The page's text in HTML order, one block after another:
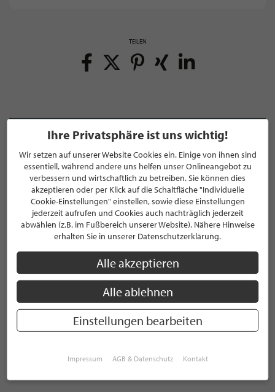
TEILEN
NEWSLETTER
Bleiben Sie immer UP TO DATE! Melden Sie sich jetzt für
unseren STILPUNKTE®-Newsletter an und profitieren Sie
von exklusivenNeuigkeiten, TrendsundAngeboten
Mit der Anmeldung für unseren Newsletter stimmen Sie
unserenDatenschutzbestimmungenzu. EineAbmeldung
ist jederzeit möglich.
ANMELDEN
Mit der Anmeldung an unserem Newsletter stimmen Sie unseren
Ihre Privatsphäre ist uns wichtig!
Wir setzen auf unserer Website Cookies ein. Einige von ihnen sind
essentiell, während andere uns helfen unser Onlineangebot zu
verbessern und wirtschaftlich zu betreiben. Sie können dies
akzeptieren oder per Klick auf die Schaltfläche "Individuelle
Cookie-Einstellungen" einstellen, sowie diese Einstellungen
jederzeit aufrufen und Cookies auch nachträglich jederzeit
abwählen (z.B. im Fußbereich unserer Website). Nähere Hinweise
erhalten Sie in unserer Datenschutzerklärung.
Alle akzeptieren
Alle ablehnen
Einstellungen bearbeiten
Impressum AGB & Datenschutz Kontakt